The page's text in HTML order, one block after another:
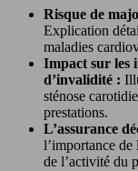
Risque de
Explication
maladies
Impact sur les
d’invalidité :
sténose
prestations.
L’assurance
l’importance de
de l’activité du